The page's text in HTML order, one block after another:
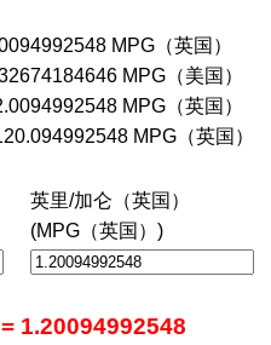
MPG（英国）
MPG（美国）
MPG（英国）
MPG（英国）
英里/加仑（英国）
(MPG（英国）)
1.20094992548